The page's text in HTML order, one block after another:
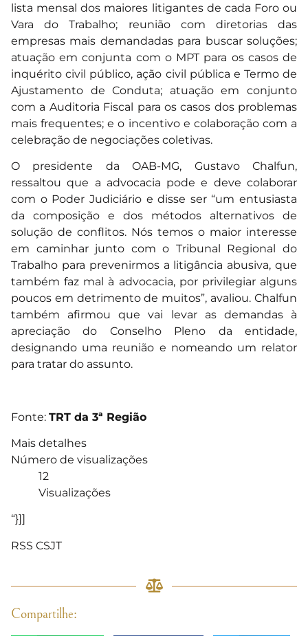
lista mensal dos maiores litigantes de cada Foro ou
Vara do Trabalho; reunião com diretorias das
empresas mais demandadas para buscar soluções;
atuação em conjunta com o MPT para os casos de
inquérito civil público, ação civil pública e Termo de
Ajustamento de Conduta; atuação em conjunto
com a Auditoria Fiscal para os casos dos problemas
mais frequentes; e o incentivo e colaboração com a
celebração de negociações coletivas.
O presidente da OAB-MG, Gustavo Chalfun,
ressaltou que a advocacia pode e deve colaborar
com o Poder Judiciário e disse ser “um entusiasta
da composição e dos métodos alternativos de
solução de conflitos. Nós temos o maior interesse
em caminhar junto com o Tribunal Regional do
Trabalho para prevenirmos a litigância abusiva, que
também faz mal à advocacia, por privilegiar alguns
poucos em detrimento de muitos”, avaliou. Chalfun
também afirmou que vai levar as demandas à
apreciação do Conselho Pleno da entidade,
designando uma reunião e nomeando um relator
para tratar do assunto.
Fonte: TRT da 3ª Região
Mais detalhes
Número de visualizações
12
Visualizações
“}]]
RSS CSJT
Compartilhe: